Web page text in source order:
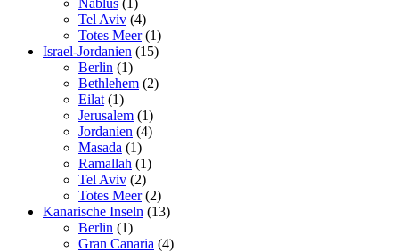
Tel Aviv (4)
Totes Meer(1)
Israel-Jordanien (15)
Berlin (1)
Bethlehem (2)
Eilat (1)
Jerusalem (1)
Jordanien (4)
Masada (1)
Ramallah (1)
Tel Aviv (2)
Totes Meer(2)
Kanarische Inseln (13)
Berlin (1)
Gran Canaria (4)